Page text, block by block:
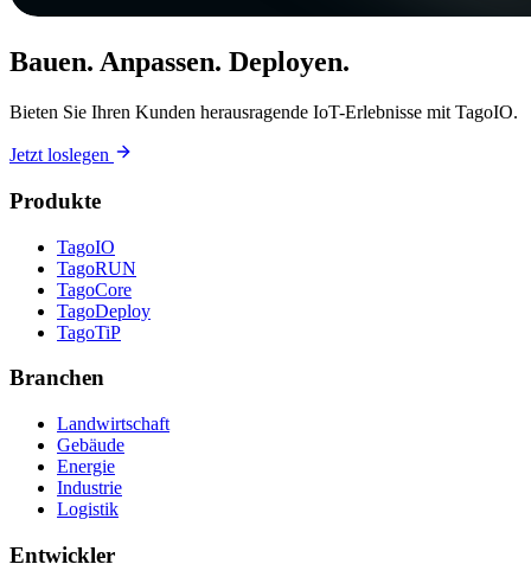
Bauen. Anpassen. Deployen.
Bieten Sie Ihren Kunden herausragende IoT-Erlebnisse mit TagoIO.
Jetzt loslegen
Produkte
TagoIO
TagoRUN
TagoCore
TagoDeploy
TagoTiP
Branchen
Landwirtschaft
Gebäude
Energie
Industrie
Logistik
Entwickler